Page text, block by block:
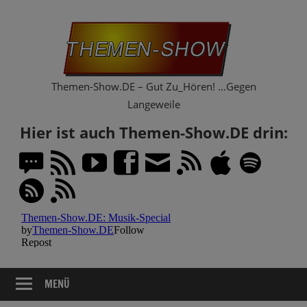
Themen-Show.DE – Gut Zu_Hören! …Gegen
Langeweile
Hier ist auch Themen-Show.DE drin:
MENÜ